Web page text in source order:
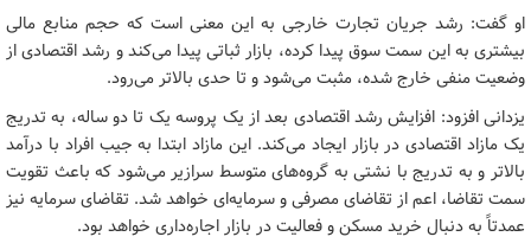
او گفت: رشد جریان تجارت خارجی به این معنی است که حجم منابع مالی
بیشتری به این سمت سوق پیدا کرده، بازار ثباتی پیدا می‌کند و رشد اقتصادی از
وضعیت منفی خارج شده، مثبت می‌شود و تا حدی بالاتر می‌رود.
یزدانی افزود: افزایش رشد اقتصادی بعد از یک پروسه یک تا دو ساله، به تدریج
یک مازاد اقتصادی در بازار ایجاد می‌کند. این مازاد ابتدا به جیب افراد با درآمد
بالاتر و به تدریج با نشتی به گروه‌های متوسط سرازیر می‌شود که باعث تقویت
سمت تقاضا، اعم از تقاضای مصرفی و سرمایه‌ای خواهد شد. تقاضای سرمایه نیز
عمدتاً به دنبال خرید مسکن و فعالیت در بازار اجاره‌داری خواهد بود.